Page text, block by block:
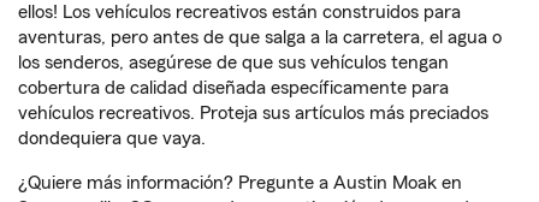
ellos! Los vehículos recreativos están construidos para
aventuras, pero antes de que salga a la carretera, el agua o
los senderos, asegúrese de que sus vehículos tengan
cobertura de calidad diseñada específicamente para
vehículos recreativos. Proteja sus artículos más preciados
dondequiera que vaya.
¿Quiere más información? Pregunte a Austin Moak en